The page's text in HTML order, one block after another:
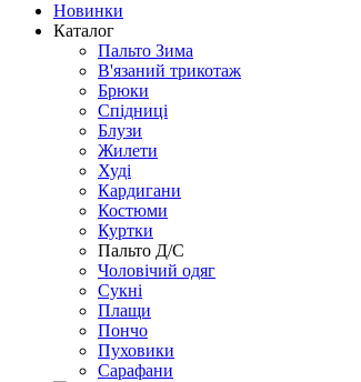
Новинки
Каталог
Пальто Зима
В'язаний трикотаж
Брюки
Спідниці
Блузи
Жилети
Худі
Кардигани
Костюми
Куртки
Пальто Д/С
Чоловічий одяг
Сукні
Плащи
Пончо
Пуховики
Сарафани
XLSX